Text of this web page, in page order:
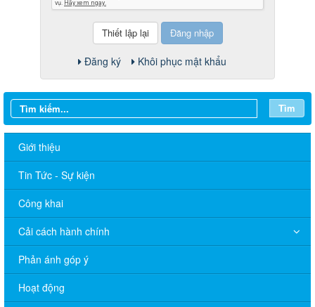
Đăng nhập
Đăng ký Khôi phục mật khẩu
Tìm
Giới thiệu
Tin Tức - Sự kiện
Công khai
Cải cách hành chính
Phản ánh góp ý
Hoạt động